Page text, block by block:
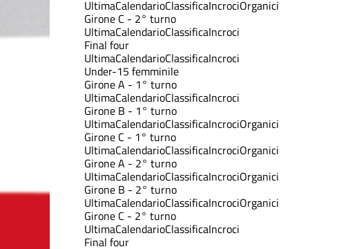
UltimaCalendarioClassificaIncrociOrganici
Girone C - 2° turno
UltimaCalendarioClassificaIncroci
Final four
UltimaCalendarioClassificaIncroci
Under-15 femminile
Girone A - 1° turno
UltimaCalendarioClassificaIncroci
Girone B - 1° turno
UltimaCalendarioClassificaIncrociOrganici
Girone C - 1° turno
UltimaCalendarioClassificaIncrociOrganici
Girone A - 2° turno
UltimaCalendarioClassificaIncrociOrganici
Girone B - 2° turno
UltimaCalendarioClassificaIncrociOrganici
Girone C - 2° turno
UltimaCalendarioClassificaIncroci
Final four